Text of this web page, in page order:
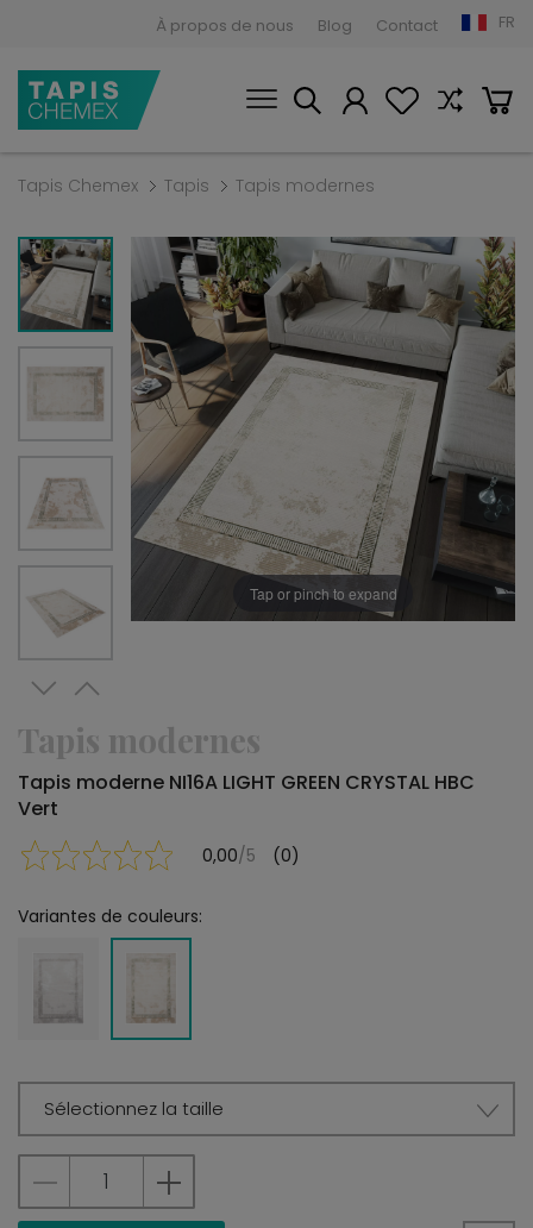
À propos de nous Blog Contact FR
Tapis Chemex Tapis Tapis modernes
Tap or pinch to expand
Tapis modernes
Tapis moderne NI16A LIGHT GREEN CRYSTAL HBC
Vert
0,00/5 (0)
Variantes de couleurs:
Sélectionnez la taille